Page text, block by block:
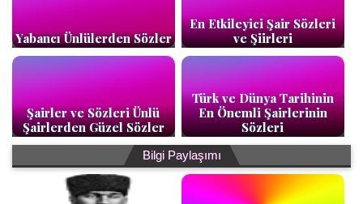
Yabancı Ünlülerden Sözler
En Etkileyici Şair Sözleri
ve Şiirleri
Şairler ve Sözleri Ünlü
Şairlerden Güzel Sözler
Türk ve Dünya Tarihinin
En Önemli Şairlerinin
Sözleri
Bilgi Paylaşımı